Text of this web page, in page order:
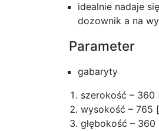
idealnie nadaje
dozownik a na
Parameter
gabaryty
szerokość – 360
wysokość – 765
głębokość – 360